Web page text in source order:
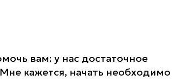
вам: у нас достаточное
кажется, начать необходимо